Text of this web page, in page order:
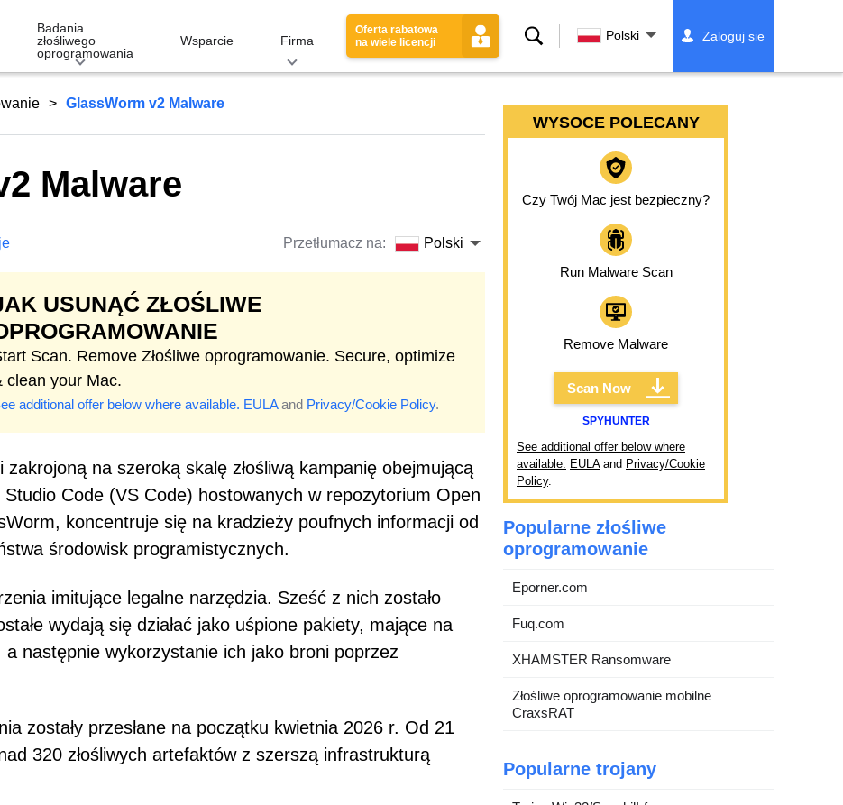
Badania
złośliwego
oprogramowania
Wsparcie Firma
Oferta rabatowa
na wiele licencji
Szukaj Polski Zaloguj sie
GlassWorm v2 Malware
Malware
Przetłumacz na: Polski
USUNĄĆ ZŁOŚLIWE
Scan. Remove Złośliwe oprogramowanie. Secure, optimize
clean your Mac.
additional offer below where available. EULAand Privacy/Cookie Policy.
na szeroką skalę złośliwą kampanię obejmującą
Code (VS Code) hostowanych w repozytorium Open
koncentruje się na kradzieży poufnych informacji od
środowisk programistycznych.
imitujące legalne narzędzia. Sześć z nich zostało
wydają się działać jako uśpione pakiety, mające na
następnie wykorzystanie ich jako broni poprzez
zostały przesłane na początku kwietnia 2026 r. Od 21
320 złośliwych artefaktów z szerszą infrastrukturą
WYSOCE POLECANY
Czy Twój Mac jest bezpieczny?
Run Malware Scan
Remove Malware
Scan Now
SPYHUNTER
See additional offer below where
available. EULAand Privacy/Cookie
Policy.
Popularne złośliwe
oprogramowanie
Eporner.com
Fuq.com
XHAMSTER Ransomware
Złośliwe oprogramowanie mobilne
CraxsRAT
Popularne trojany